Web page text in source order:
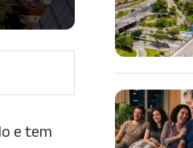
e tem